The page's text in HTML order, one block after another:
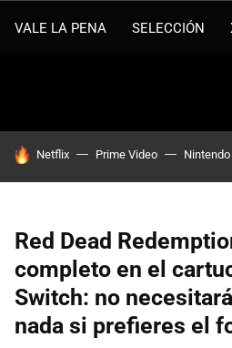
VALE LA PENA SELECCIÓN
HOY SE HABLA DE
Netflix Prime Video Nintendo
Red Dead
completo en el
Switch: no
nada si prefieres el